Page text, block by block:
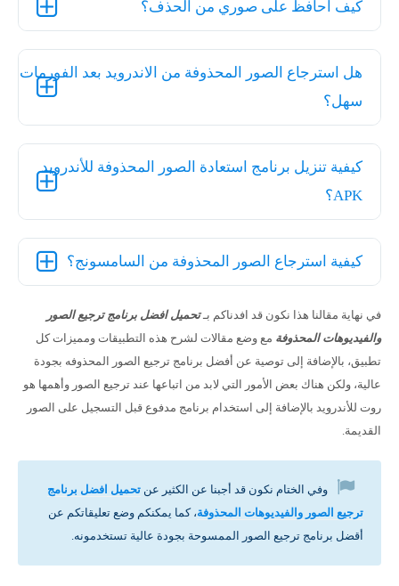
كيف أحافظ على صوري من الحذف؟
هل استرجاع الصور المحذوفة من الاندرويد بعد الفورمات
سهل؟
كيفية تنزيل برنامج استعادة الصور المحذوفة للأندرويد
APK؟
كيفية استرجاع الصور المحذوفة من السامسونج؟
في نهاية مقالنا هذا نكون قد افدناكم بـتحميل افضل برنامج ترجيع الصور
والفيديوهات المحذوفة مع وضع مقالات لشرح هذه التطبيقات ومميزات كل
تطبيق، بالإضافة إلى توصية عن أفضل برنامج ترجيع الصور المحذوفه بجودة
عالية، ولكن هناك بعض الأمور التي لابد من اتباعها عند ترجيع الصور وأهمها هو
روت للأندرويد بالإضافة إلى استخدام برنامج مدفوع قبل التسجيل على الصور
القديمة.
وفي الختام نكون قد أجبنا عن الكثير عن تحميل افضل برنامج
ترجيع الصور والفيديوهات المحذوفة، كما يمكنكم وضع تعليقاتكم عن
أقضل برنامج ترجيع الصور الممسوحة بجودة عالية تستخدمونه.